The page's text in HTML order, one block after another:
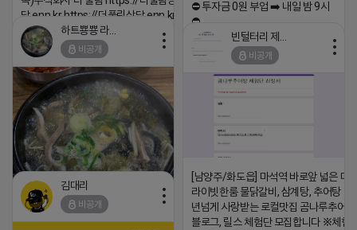
담.enn.kr https://더풀림상담.enn.kr
2026-04-18 17:26
⛔️ 투자금 0원 부업 ➡️ 내일 밤 9시
⛔️
2026-04-18 17:23
하트뿅뿅 라이언
비공개
비공개
[남양주/화도읍] 마석역 바로앞 넓은 매
라이빗한룸 물닭갈비, 삼계탕, 추어탕 맛
년넘게 사랑받는 로컬맛집 곰나루추어
블로그, 릴스 체험단 모집합니다 ※체험
김대리
비공개